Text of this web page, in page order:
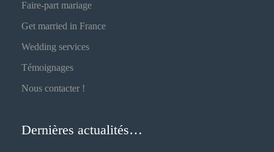
Faire-part mariage
Get married in France
Wedding services
Témoignages
Nous contacter !
Dernières actualités…